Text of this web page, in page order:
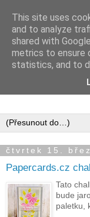
čtvrtek 15.
Papercards.cz
Tato
bude
paletku,
This site uses
and to analyze
shared with
metrics to ensure
statistics, and to